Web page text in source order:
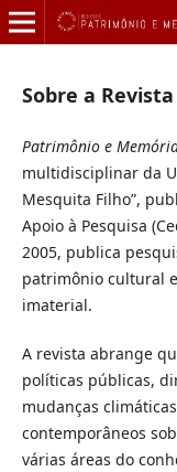
Sobre a Revista
Patrimônio e
multidisciplinar da
Mesquita Filho”,
Apoio à Pesquisa
2005, publica
patrimônio cultural
imaterial.
A revista abrange
políticas públicas,
mudanças
contemporâneos
várias áreas do